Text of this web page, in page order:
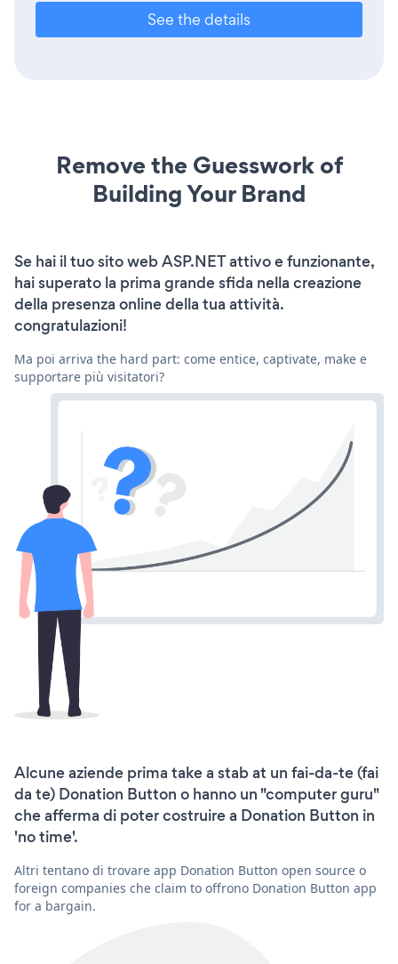
See the details
Remove the Guesswork of
Building Your Brand
Se hai il tuo sito web ASP.NET attivo e funzionante,
hai superato la prima grande sfida nella creazione
della presenza online della tua attività.
congratulazioni!
Ma poi arriva the hard part: come entice, captivate, make e
supportare più visitatori?
Alcune aziende prima take a stab at un fai-da-te (fai
da te) Donation Button o hanno un "computer guru"
che afferma di poter costruire a Donation Button in
'no time'.
Altri tentano di trovare app Donation Button open source o
foreign companies che claim to offrono Donation Button app
for a bargain.